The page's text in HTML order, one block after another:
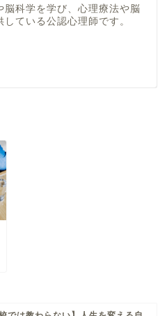
脳科学を学び、心理療法や脳
ている公認心理師です。